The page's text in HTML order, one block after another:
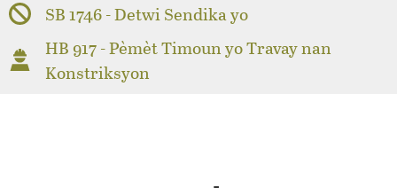
SB 1746 - Detwi Sendika yo
HB 917 - Pèmèt Timoun yo Travay nan
Konstriksyon